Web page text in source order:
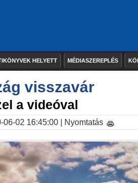
HELYETT MÉDIASZEREPLÉS
visszavár
a videóval
02 16:45:00 | Nyomtatás